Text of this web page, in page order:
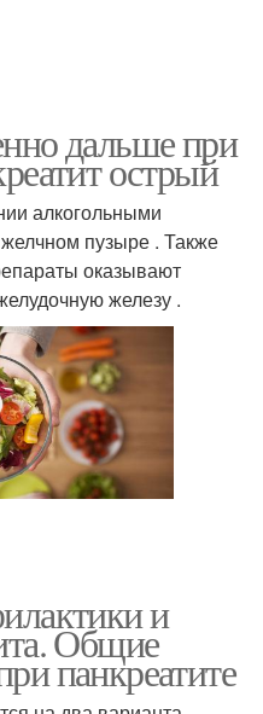
дальше при
острый
алкогольными
пузыре . Также
оказывают
железу .
и
Общие
панкреатите